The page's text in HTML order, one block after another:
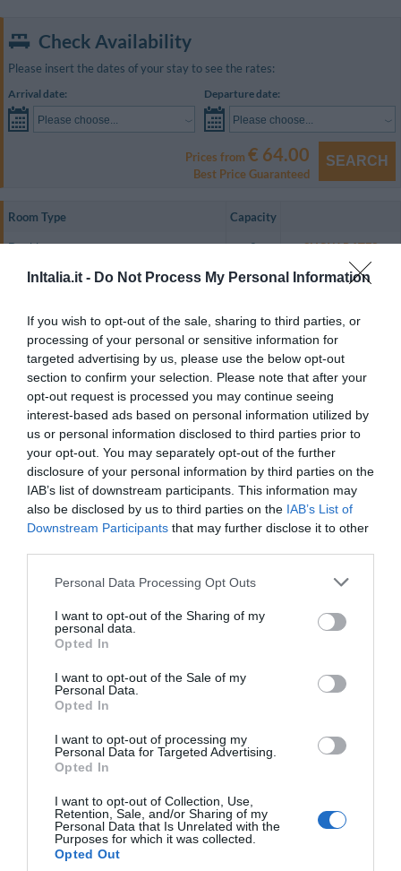
InItalia.it - Do Not Process My Personal Information
If you wish to opt-out of the sale, sharing to third parties, or
processing of your personal or sensitive information for
targeted advertising by us, please use the below opt-out
section to confirm your selection. Please note that after your
opt-out request is processed you may continue seeing
interest-based ads based on personal information utilized by
us or personal information disclosed to third parties prior to
your opt-out. You may separately opt-out of the further
disclosure of your personal information by third parties on the
IAB’s list of downstream participants. This information may
also be disclosed by us to third parties on the IAB’s List of
Downstream Participants that may further disclose it to other
Personal Data Processing Opt Outs
I want to opt-out of the Sharing of my
personal data.
Opted In
I want to opt-out of the Sale of my
Personal Data.
Opted In
I want to opt-out of processing my
Personal Data for Targeted Advertising.
Opted In
I want to opt-out of Collection, Use,
Retention, Sale, and/or Sharing of my
Personal Data that Is Unrelated with the
Purposes for which it was collected.
Opted Out
Check Availability
Please insert the dates of your stay to see the rates:
Arrival date:
Please choose...
Departure date:
Please choose...
Prices from € 64.00
Best Price Guaranteed
SEARCH
Room Type Capacity
Double 2 SHOW RATES
Triple 3 SHOW RATES
Tutte le camere sono finemente arredate in stile tradizionale mediterraneo
sono dotate di aria condizionata riscaldamento, TV color Satellitare,
telefono, frigo bar, servizi privati con asciugacapelli.
Le camere si trovano tutte al pian terreno, con un terrazzino attrezzato di
tavoli e sedie.
Rooms available: Double, Triple, Superior Double.
Services included in the price
24 Hour Reception Desk
Air-conditioning in public areas
Internet connection
Left-luggage Facilities
Multilingual staff
Outdoor swimming pool
Tennis Court
Tourist Information Offices
Restaurant and bar
Il ristorante propone una cucina tipica salentina con un tocco di gustosa
Le tre antiche pajare con camino ciascuna sono il posto ideale per le cene
speciali o romantici, adatti ciascuna per un massimo 10 persone.
Banquet / Reception Hall
Bicycle Hire
Coffee Lounge
Cycling
Daily papers
Group Catering
International Cuisine
Ironing Room
Laundry Room
Medical Service
Ceremonies
Restaurant
Snack bar
Transport to/from the Airport
Transport to/from the Beach
Typical local cuisine
Features of the hotel
Garden
Gay Friendly
Rooms for Non-Smokers
Wheelchair Accessible